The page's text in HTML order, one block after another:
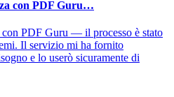
con PDF Guru…
PDF Guru — il processo è stato
Il servizio mi ha fornito
e lo userò sicuramente di